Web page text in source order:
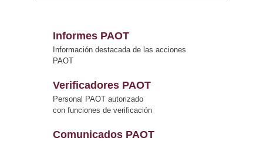
Informes PAOT
Información destacada de las acciones
PAOT
Verificadores PAOT
Personal PAOT autorizado
con funciones de verificación
Comunicados PAOT